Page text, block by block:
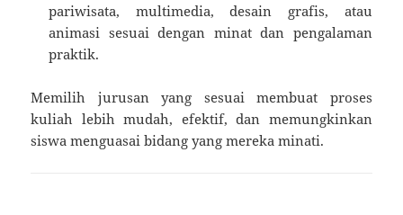
pariwisata, multimedia, desain grafis, atau
animasi sesuai dengan minat dan pengalaman
praktik.
Memilih jurusan yang sesuai membuat proses
kuliah lebih mudah, efektif, dan memungkinkan
siswa menguasai bidang yang mereka minati.